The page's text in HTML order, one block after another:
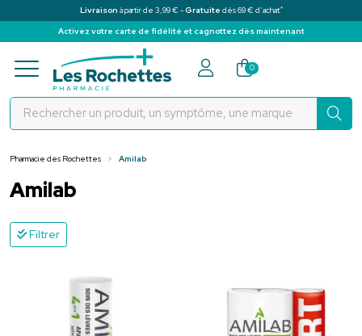
Livraison à partir de 3,99 € -Gratuite dès 69 € d’achat*
Activez votre carte de fidélité et cagnottez dès maintenant
Pharmacie des Rochettes Votre
0
Pharmacie des Rochettes Amilab
Amilab
Filtrer